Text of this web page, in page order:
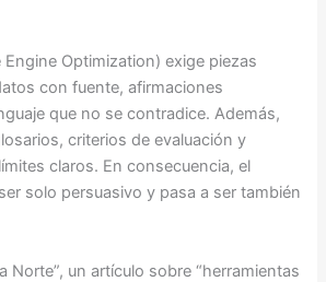
Engine Optimization) exige piezas
con fuente, afirmaciones
que no se contradice. Además,
criterios de evaluación y
claros. En consecuencia, el
solo persuasivo y pasa a ser también
Norte”, un artículo sobre “herramientas